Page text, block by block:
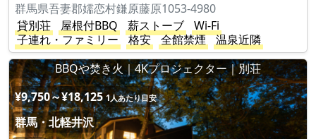
群馬県吾妻郡嬬恋村鎌原藤原1053-4980
貸別荘
屋根付BBQ 薪ストーブ
Wi-Fi
子連れ・ファミリー
格安 全館禁煙
温泉近隣
BBQや焚き火｜4Kプロジェクター｜別荘
¥9,750～¥18,125 1人あたり目安
群馬・北軽井沢